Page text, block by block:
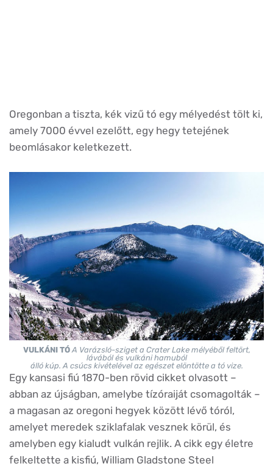
Oregonban a tiszta, kék vizű tó egy mélyedést tölt ki,
amely 7000 évvel ezelőtt, egy hegy tetejének
beomlásakor keletkezett.
VULKÁNI TÓA Varázsló-sziget a Crater Lake mélyéből feltört,
lávából és vulkáni hamuból
álló kúp. A csúcs kivételével az egészet elöntötte a tó vize.
Egy kansasi fiú 1870-ben rövid cikket olvasott –
abban az újságban, amelybe tízóraiját csomagolták –
a magasan az oregoni hegyek között lévő tóról,
amelyet meredek sziklafalak vesznek körül, és
amelyben egy kialudt vulkán rejlik. A cikk egy életre
felkeltette a kisfiú, William Gladstone Steel